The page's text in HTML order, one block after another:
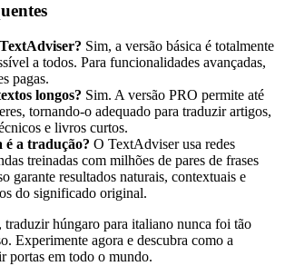
Sim, a versão básica é totalmente
a todos. Para funcionalidades avançadas,
pagas.
longos? Sim. A versão PRO permite até
tornando-o adequado para traduzir artigos,
e livros curtos.
é a tradução? O TextAdviser usa redes
treinadas com milhões de pares de frases
garante resultados naturais, contextuais e
do significado original.
húngaro para italiano nunca foi tão
Experimente agora e descubra como a
portas em todo o mundo.